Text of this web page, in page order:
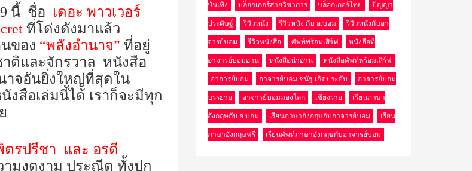
นี้ ชื่อ เดอะ พาวเวอร์
ที่โด่งดังมาแล้ว
ของ “พลังอำนาจ” ที่อยู่
ติและจักรวาล หนังสือ
าจอันยิ่งใหญ่ที่สุดใน
สือเล่มนี้ได้ เราก็จะมีทุก
ตรปรีชา และ อรดี
มงดงาม ประณีต ทั้งปก
บันเทิง บล็อกเกอร์สายวิชาการ บล็อกเกอร์ไทย ปัญญา
ประดิษฐ์ รีวิวหนัง รีวิวหนัง กับ อ.บอม รีวิวหนังกับอา
จารย์บอม รีวิวหนังสือ ศัพท์พร้อมเสิร์ฟ หนังสือที่
อาจารย์บอมอ่าน หนังสือน่าอ่าน หนังสือศัพท์พร้อมเสิร์ฟ
อาจารย์บอม อาจารย์บอม ชนัฐ เกิดประดับ อาจารย์บอม
บรรยาย อาจารย์บอมมองโลก เชียงราย เรียนภาษา
อังกฤษกับ อ.บอม เรียนภาษาอังกฤษกับอาจารย์บอม เรียน
ภาษาอังกฤษฟรี เรียนศัพท์ภาษาอังกฤษกับอาจารย์บอม